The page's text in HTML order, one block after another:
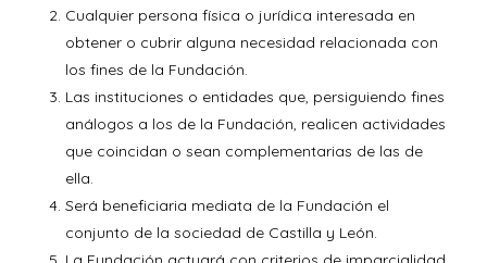
Cualquier persona física o jurídica interesada en
obtener o cubrir alguna necesidad relacionada con
los fines de la Fundación.
Las instituciones o entidades que, persiguiendo fines
análogos a los de la Fundación, realicen actividades
que coincidan o sean complementarias de las de
ella.
Será beneficiaria mediata de la Fundación el
conjunto de la sociedad de Castilla y León.